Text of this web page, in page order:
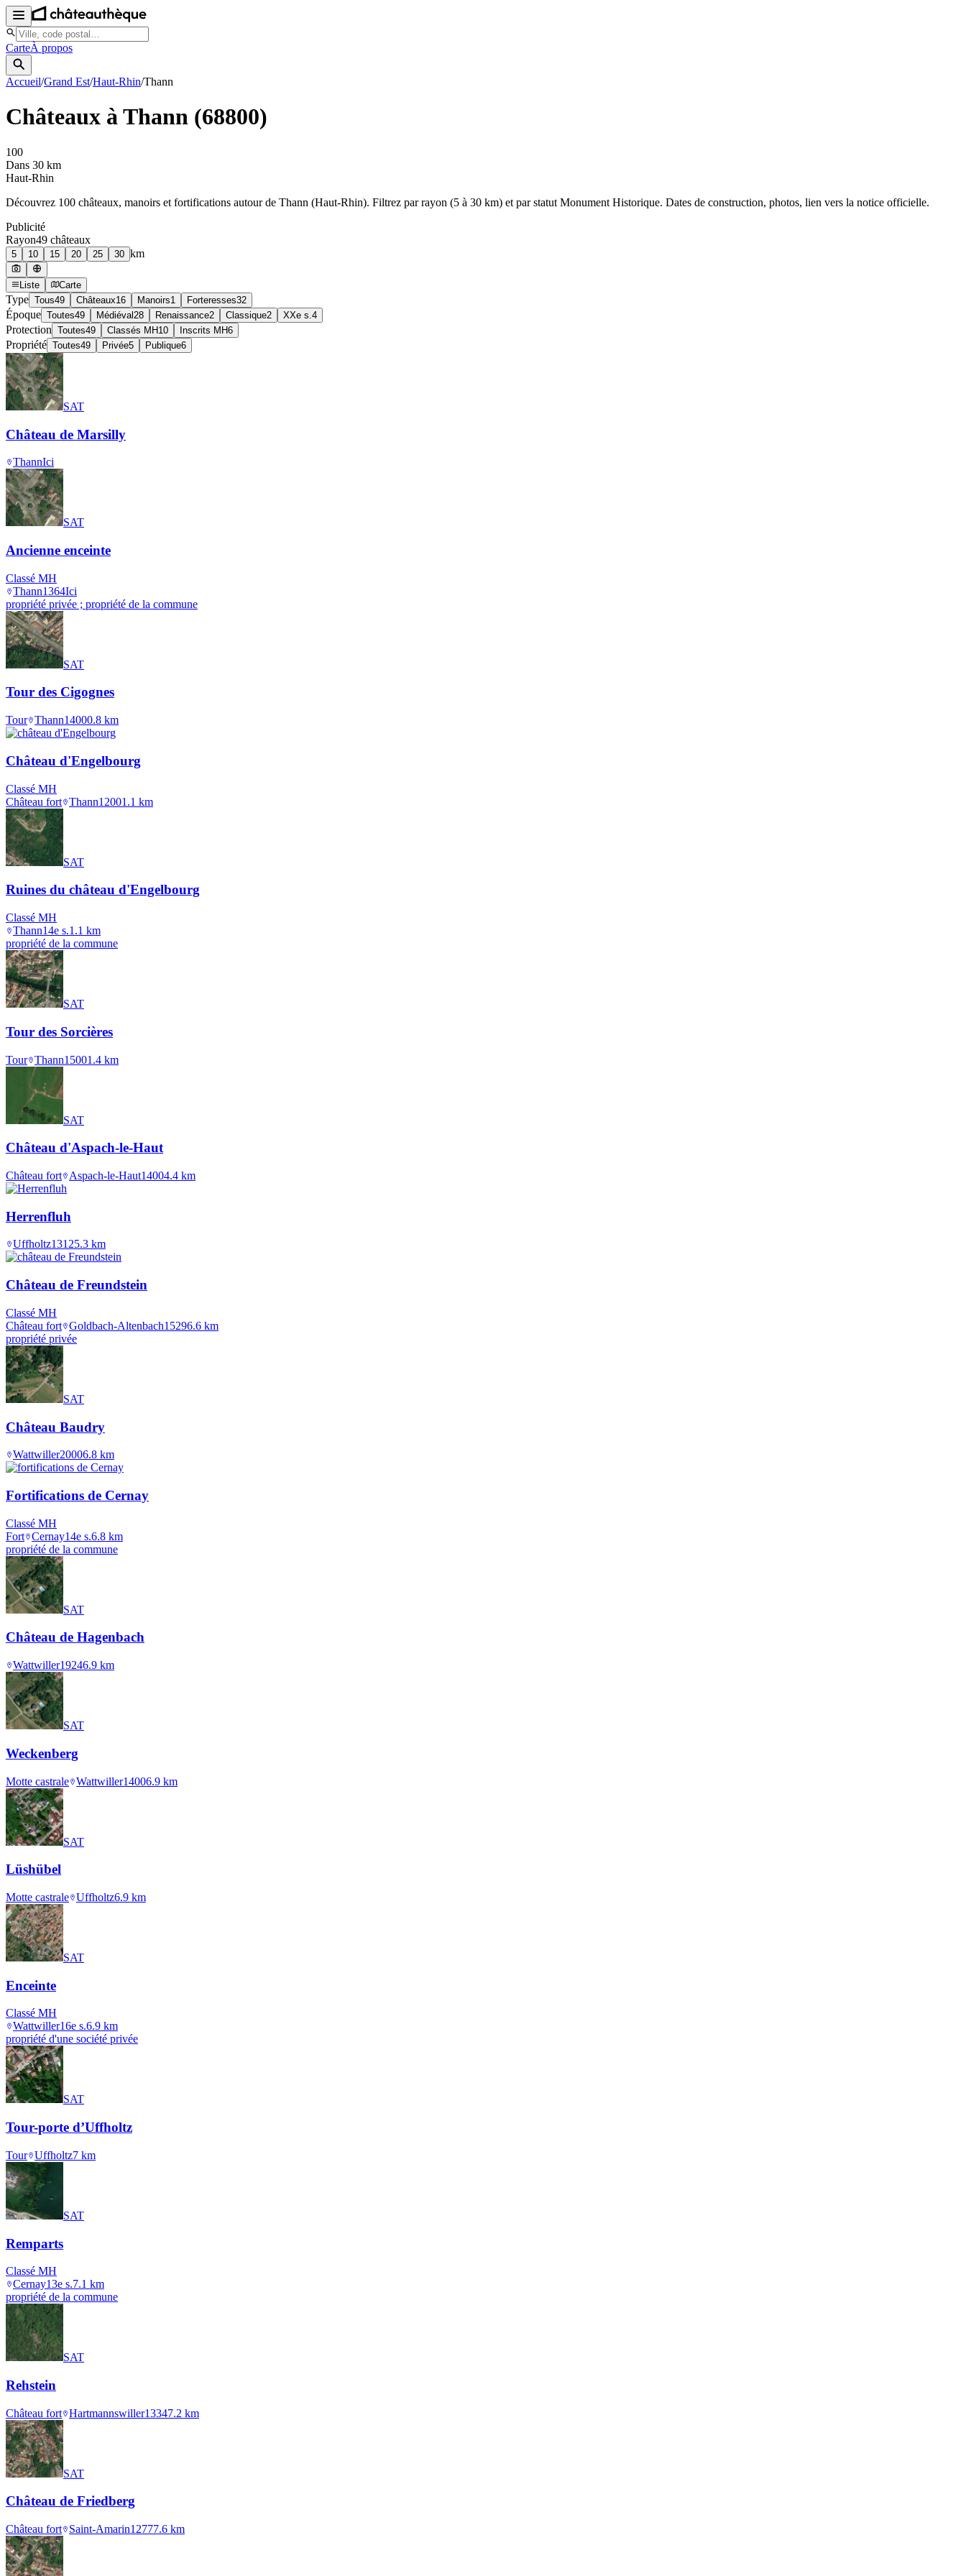
CarteÀ propos
Accueil/Grand Est/Haut-Rhin/Thann
Châteaux àThann (68800)
100
Dans 30 km
Haut-Rhin
Découvrez 100 châteaux, manoirs et fortifications autour de Thann (Haut-Rhin). Filtrez par rayon (5 à 30 km) et par statut Monument Historique. Dates de construction, photos, lien vers la notice officielle.
Publicité
Rayon49 châteaux
5 10 15 20 25 30 km
Liste Carte
Type Tous49 Châteaux16 Manoirs1 Forteresses32
Époque Toutes49 Médiéval 28 Renaissance2 Classique2 XXe s. 4
Protection Toutes49 Classés MH10 Inscrits MH6
Propriété Toutes49 Privée5 Publique6
SAT
Château de Marsilly
ThannIci
SAT
Ancienne enceinte
Classé MH
Thann1364Ici
propriété privée ; propriété de la commune
SAT
Tour des Cigognes
Tour Thann14000.8 km
Château d'Engelbourg
Classé MH
Château fort Thann12001.1 km
SAT
Ruines du château d'Engelbourg
Classé MH
Thann14e s.1.1 km
propriété de la commune
SAT
Tour des Sorcières
Tour Thann15001.4 km
SAT
Château d'Aspach-le-Haut
Château fort Aspach-le-Haut14004.4 km
Herrenfluh
Uffholtz13125.3 km
Château de Freundstein
Classé MH
Château fort Goldbach-Altenbach15296.6 km
propriété privée
SAT
Château Baudry
Wattwiller20006.8 km
Fortifications de Cernay
Classé MH
Fort Cernay14e s.6.8 km
propriété de la commune
SAT
Château de Hagenbach
Wattwiller19246.9 km
SAT
Weckenberg
Motte castrale Wattwiller14006.9 km
SAT
Lüshübel
Motte castrale Uffholtz6.9 km
SAT
Enceinte
Classé MH
Wattwiller16e s.6.9 km
propriété d'une société privée
SAT
Tour-porte d’Uffholtz
Tour Uffholtz7 km
SAT
Remparts
Classé MH
Cernay13e s.7.1 km
propriété de la commune
SAT
Rehstein
Château fort Hartmannswiller13347.2 km
SAT
Château de Friedberg
Château fort Saint-Amarin12777.6 km